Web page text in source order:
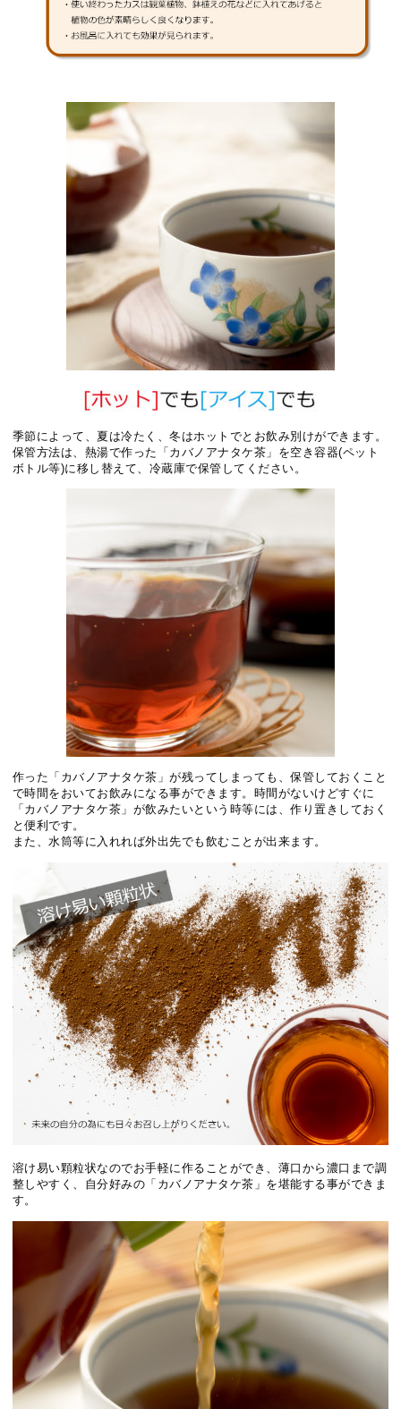
季節によって、夏は冷たく、冬はホットでとお飲み別けができます。
保管方法は、熱湯で作った「カバノアナタケ茶」を空き容器(ペット
ボトル等)に移し替えて、冷蔵庫で保管してください。
作った「カバノアナタケ茶」が残ってしまっても、保管しておくこと
で時間をおいてお飲みになる事ができます。時間がないけどすぐに
「カバノアナタケ茶」が飲みたいという時等には、作り置きしておく
と便利です。
また、水筒等に入れれば外出先でも飲むことが出来ます。
溶け易い顆粒状なのでお手軽に作ることができ、薄口から濃口まで調
整しやすく、自分好みの「カバノアナタケ茶」を堪能する事ができま
す。